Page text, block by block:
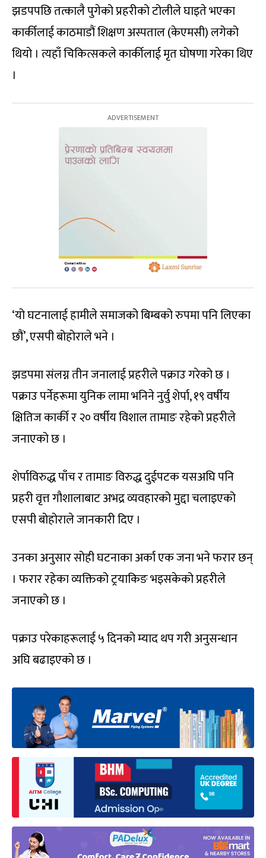
झडपपछि तत्कालै पुगेको प्रहरीको टोलीले घाइते भएका
कार्कीलाई काठमाडौं शिक्षण अस्पताल (केएमसी) लगेको
थियो । त्यहाँ चिकित्सकले कार्कीलाई मृत घोषणा गरेका थिए
।
‘यो घटनालाई हामीले समाजको बिम्बको रुपमा पनि लिएका
छौं’, एसपी बोहोराले भने ।
झडपमा संलग्न तीन जनालाई प्रहरीले पक्राउ गरेको छ ।
पक्राउ पर्नेहरूमा युनिक लामा भनिने नुर्वु शेर्पा, १९ वर्षीय
क्षितिज कार्की र २० वर्षीय विशाल तामाङ रहेको प्रहरीले
जनाएको छ ।
शेर्पाविरुद्ध पाँच र तामाङ विरुद्ध दुईपटक यसअघि पनि
प्रहरी वृत्त गौशालाबाट अभद्र व्यवहारको मुद्दा चलाइएको
एसपी बोहोराले जानकारी दिए ।
उनका अनुसार सोही घटनाका अर्का एक जना भने फरार छन्
। फरार रहेका व्यक्तिको ट्रयाकिङ भइसकेको प्रहरीले
जनाएको छ ।
पक्राउ परेकाहरूलाई ५ दिनको म्याद थप गरी अनुसन्धान
अघि बढाइएको छ ।